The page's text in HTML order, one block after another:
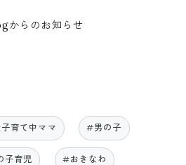
からのお知らせ
育て中ママ #男の子
子育児 #おきなわ